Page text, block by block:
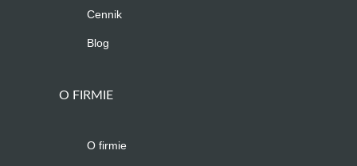
Cennik
Blog
O FIRMIE
O firmie